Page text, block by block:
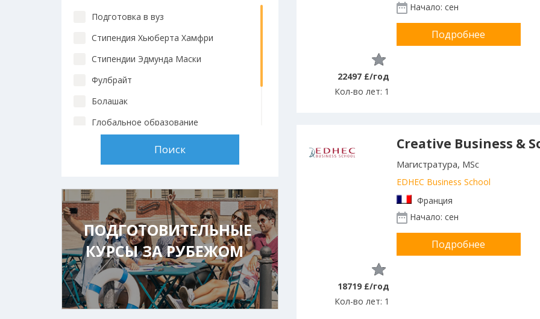
Подготовка в вуз
Стипендия Хьюберта Хамфри
Стипендии Эдмунда Маски
Фулбрайт
Болашак
Глобальное образование
Стипендии вузов
ПОДГОТОВИТЕЛЬНЫЕ
КУРСЫ ЗА РУБЕЖОМ
Начало: сен
Подробнее
22497 £/год
Кол-во лет: 1
Creative Business &
Магистратура, MSc
EDHEC Business School
Франция
Начало: сен
Подробнее
18719 £/год
Кол-во лет: 1